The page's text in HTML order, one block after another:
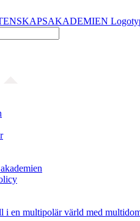
i en multipolär värld med